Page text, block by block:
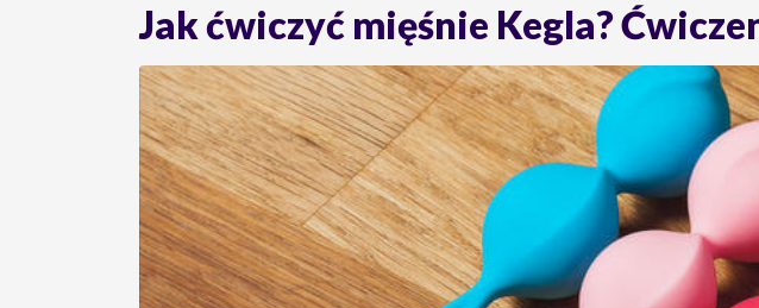
Jak ćwiczyć mięśnie Kegla?